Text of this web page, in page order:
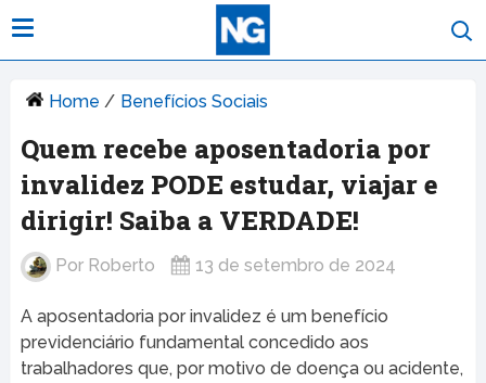
Home / Benefícios Sociais
Quem recebe aposentadoria por
invalidez PODE estudar, viajar e
dirigir! Saiba a VERDADE!
Por Roberto 13 de setembro de 2024
A aposentadoria por invalidez é um benefício
previdenciário fundamental concedido aos
trabalhadores que, por motivo de doença ou acidente,